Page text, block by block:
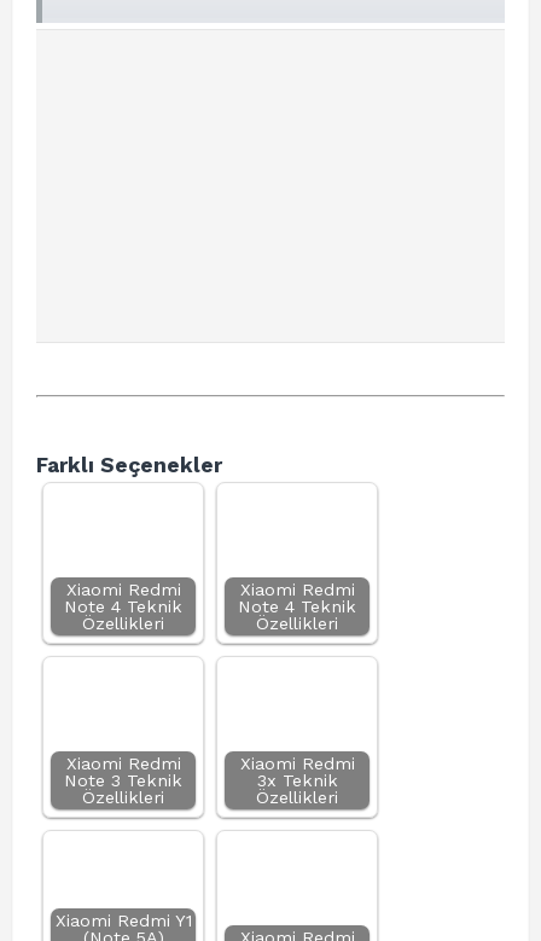
Farklı Seçenekler
Xiaomi Redmi
Note 4 Teknik
Özellikleri
Xiaomi Redmi
Note 4 Teknik
Özellikleri
Xiaomi Redmi
Note 3 Teknik
Özellikleri
Xiaomi Redmi
3x Teknik
Özellikleri
Xiaomi Redmi Y1